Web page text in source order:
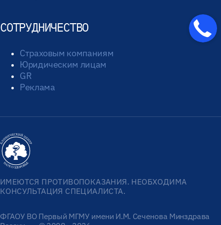
СОТРУДНИЧЕСТВО
Страховым компаниям
Юридическим лицам
GR
Реклама
ИМЕЮТСЯ ПРОТИВОПОКАЗАНИЯ. НЕОБХОДИМА
КОНСУЛЬТАЦИЯ СПЕЦИАЛИСТА.
ФГАОУ ВО Первый МГМУ имени И.М. Сеченова Минздрава